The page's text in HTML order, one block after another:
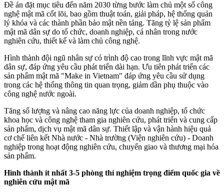
Đề án đặt mục tiêu đến năm 2030 từng bước làm chủ một số công
nghệ mật mã cốt lõi, bao gồm thuật toán, giải pháp, hệ thống quản
lý khóa và các thành phần bảo mật nền tảng. Tăng tỷ lệ sản phẩm
mật mã dân sự do tổ chức, doanh nghiệp, cá nhân trong nước
nghiên cứu, thiết kế và làm chủ công nghệ.
Hình thành đội ngũ nhân sự có trình độ cao trong lĩnh vực mật mã
dân sự, đáp ứng yêu cầu phát triển dài hạn. Ưu tiên phát triển các
sản phẩm mật mã "Make in Vietnam" đáp ứng yêu cầu sử dụng
trong các hệ thống thông tin quan trọng, giảm dần phụ thuộc vào
công nghệ nước ngoài.
Tăng số lượng và nâng cao năng lực của doanh nghiệp, tổ chức
khoa học và công nghệ tham gia nghiên cứu, phát triển và cung cấp
sản phẩm, dịch vụ mật mã dân sự. Thiết lập và vận hành hiệu quả
cơ chế liên kết Nhà nước - Nhà trường (Viện nghiên cứu) - Doanh
nghiệp trong hoạt động nghiên cứu, chuyển giao và thương mại hóa
sản phẩm.
Hình thành ít nhất 3-5 phòng thí nghiệm trọng điểm quốc gia về
nghiên cứu mật mã